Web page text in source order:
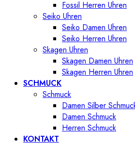
Fossil Herren Uhren
Seiko Uhren
Seiko Damen Uhren
Seiko Herren Uhren
Skagen Uhren
Skagen Damen Uhren
Skagen Herren Uhren
SCHMUCK
Schmuck
Damen Silber
Damen Schmuck
Herren Schmuck
KONTAKT